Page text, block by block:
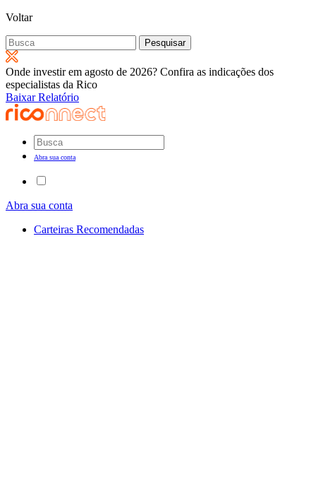
Voltar
Pesquisar
por:
Onde investir em agosto de 2026? Confira as indicações dos
especialistas da Rico
Baixar Relatório
Abra sua conta
Abra sua conta
Carteiras Recomendadas